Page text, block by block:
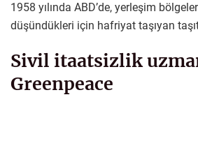
1958 yılında ABD’de, yerleşim
düşündükleri için hafriyat taşıyan
Sivil itaatsizlik
Greenpeace